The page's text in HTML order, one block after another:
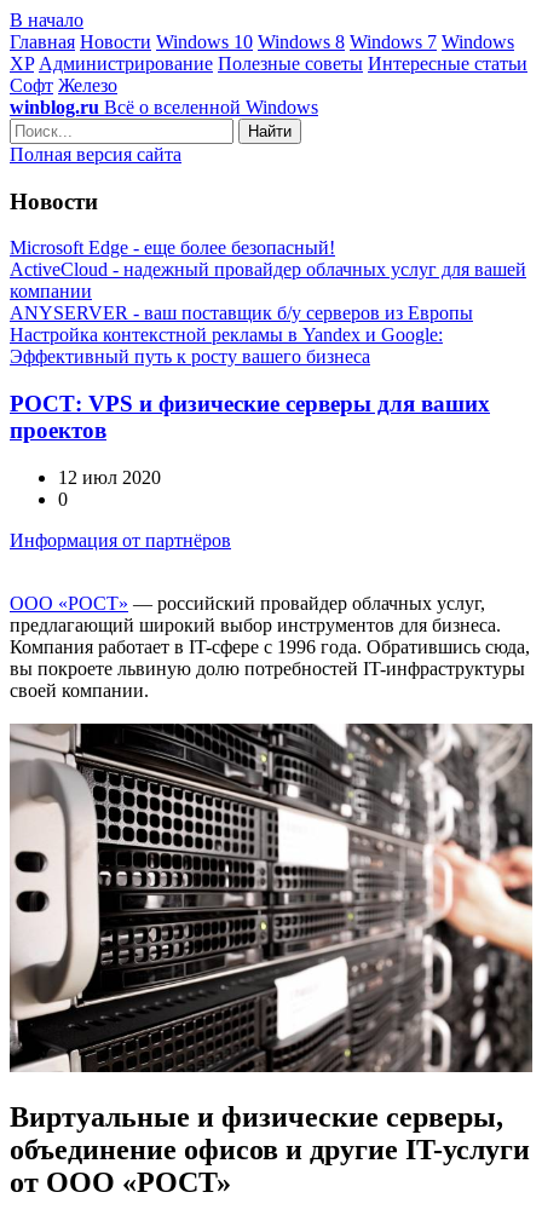
В начало
Главная Новости Windows 10 Windows 8 Windows 7 Windows
XP Администрирование Полезные советы Интересные статьи
Софт Железо
winblog.ru Всё о вселенной Windows
Найти
Полная версия сайта
Новости
Microsoft Edge - еще более безопасный!
ActiveCloud - надежный провайдер облачных услуг для вашей
компании
ANYSERVER - ваш поставщик б/у серверов из Европы
Настройка контекстной рекламы в Yandex и Google:
Эффективный путь к росту вашего бизнеса
РОСТ: VPS и физические серверы для ваших
проектов
12 июл 2020
0
Информация от партнёров
ООО «РОСТ» — российский провайдер облачных услуг,
предлагающий широкий выбор инструментов для бизнеса.
Компания работает в IT-сфере с 1996 года. Обратившись сюда,
вы покроете львиную долю потребностей IT-инфраструктуры
своей компании.
Виртуальные и физические серверы,
объединение офисов и другие IT-услуги
от ООО «РОСТ»